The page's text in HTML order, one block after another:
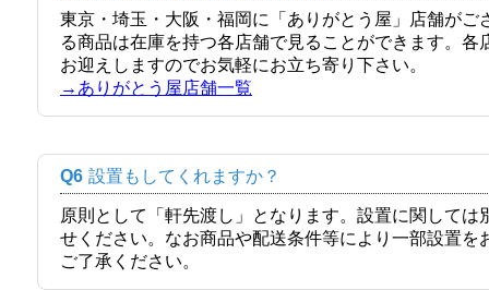
東京・埼玉・大阪・福岡に「ありがとう屋」店舗が
る商品は在庫を持つ各店舗で見ることができます。
お迎えしますのでお気軽にお立ち寄り下さい。
→ありがとう屋店舗一覧
Q6 設置もしてくれますか？
原則として「軒先渡し」となります。設置に関して
せください。なお商品や配送条件等により一部設置
ご了承ください。